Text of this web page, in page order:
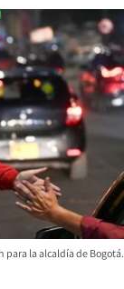
para la alcaldía de Bogotá.